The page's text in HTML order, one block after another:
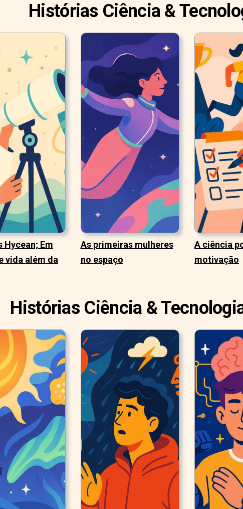
Histórias Ciência &
Hycean; Em
vida além da
As primeiras mulheres
no espaço
A ciência
motivação
Histórias Ciência &